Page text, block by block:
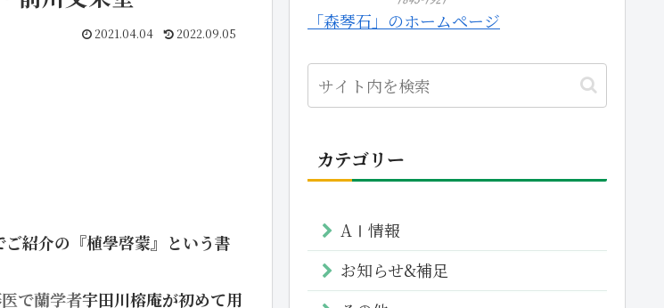
2021.04.04 2022.09.05
ご紹介の『植學啓蒙』という書
で蘭学者宇田川榕庵が初めて用
「森琴石」のホームページ
カテゴリー
AⅠ情報
お知らせ&補足